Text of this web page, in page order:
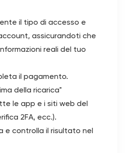
il tipo di accesso e
assicurandoti che
reali del tuo
il pagamento.
della ricarica"
le app e i siti web del
2FA, ecc.).
e controlla il risultato nel